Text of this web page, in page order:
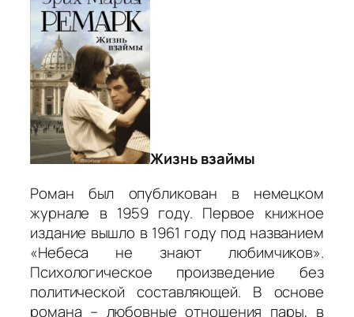
Жизнь взаймы
Роман был опубликован в немецком
журнале в 1959 году. Первое книжное
издание вышло в 1961 году под названием
«Небеса не знают любимчиков».
Психологическое произведение без
политической составляющей. В основе
романа – любовные отношения пары, в